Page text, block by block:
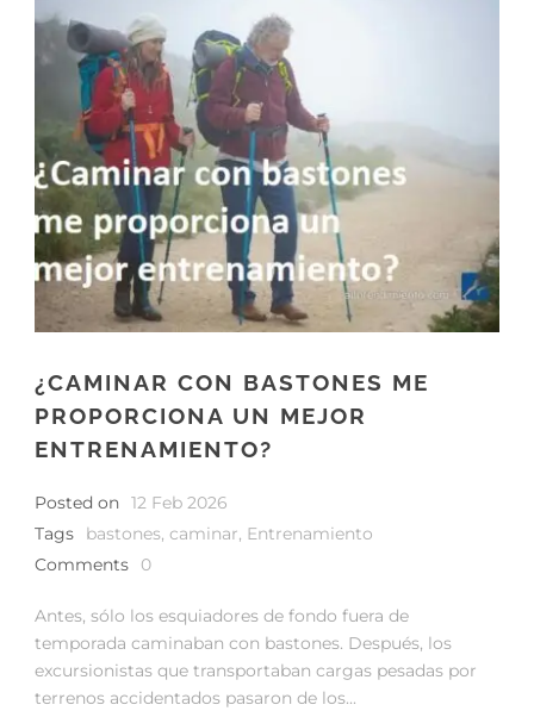
¿CAMINAR CON BASTONES ME
PROPORCIONA UN MEJOR
ENTRENAMIENTO?
Posted on 12 Feb 2026
Tags
bastones, caminar, Entrenamiento
Comments
0
Antes, sólo los esquiadores de fondo fuera de
temporada caminaban con bastones. Después, los
excursionistas que transportaban cargas pesadas por
terrenos accidentados pasaron de los...